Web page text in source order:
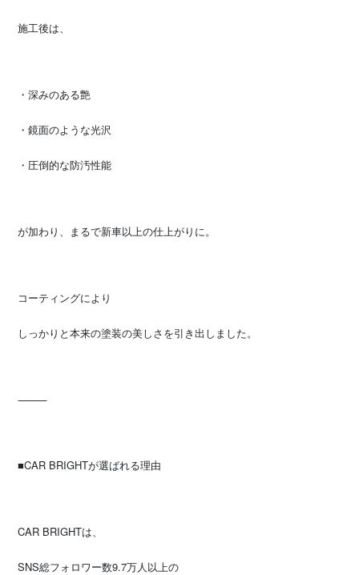
施工後は、
・深みのある艶
・鏡面のような光沢
・圧倒的な防汚性能
が加わり、まるで新車以上の仕上がりに。
コーティングにより
しっかりと本来の塗装の美しさを引き出しました。
⸻
■CAR BRIGHTが選ばれる理由
CAR BRIGHTは、
SNS総フォロワー数9.7万人以上の